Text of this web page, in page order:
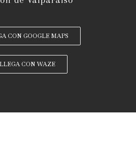
CON GOOGLE MAPS
LLEGA CON WAZE